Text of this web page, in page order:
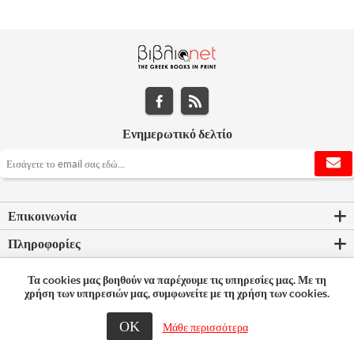
Ενημερωτικό δελτίο
Επικοινωνία
Πληροφορίες
Ο λογαριασμός μου
© 2026 Bookleader
Τα cookies μας βοηθούν να παρέχουμε τις υπηρεσίες μας. Με τη
χρήση των υπηρεσιών μας, συμφωνείτε με τη χρήση των cookies.
ΟΚ Μάθε περισσότερα